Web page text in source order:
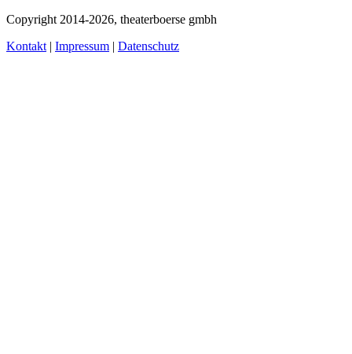
Copyright 2014-2026, theaterboerse gmbh
Kontakt | Impressum | Datenschutz